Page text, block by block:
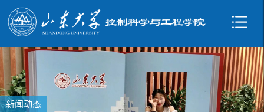
新闻动态